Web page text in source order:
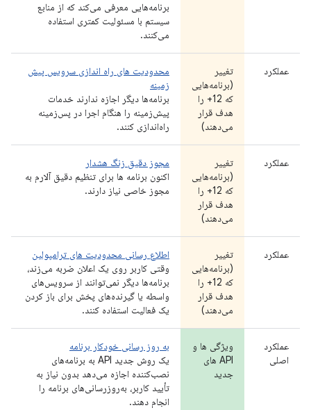
برنامه‌هایی معرفی می‌کند که از منابع
سیستم با مسئولیت کمتری استفاده
می‌کنند.
عملکرد
تغییر
(برنامه‌هایی
که 12+ را
هدف قرار
می‌دهند)
محدودیت های راه اندازی سرویس پیش
زمینه
برنامه‌ها دیگر اجازه ندارند خدمات
پیش‌زمینه را هنگام اجرا در پس‌زمینه
راه‌اندازی کنند.
عملکرد
تغییر
(برنامه‌هایی
که 12+ را
هدف قرار
می‌دهند)
مجوز دقیق زنگ هشدار
اکنون برنامه ها برای تنظیم دقیق آلارم به
مجوز خاصی نیاز دارند.
عملکرد
تغییر
(برنامه‌هایی
که 12+ را
هدف قرار
می‌دهند)
اطلاع رسانی محدودیت های ترامپولین
وقتی کاربر روی یک اعلان ضربه می‌زند،
برنامه‌ها دیگر نمی‌توانند از سرویس‌های
واسطه یا گیرنده‌های پخش برای باز کردن
یک فعالیت استفاده کنند.
عملکرد
اصلی
ویژگی ها و
API های
جدید
به روز رسانی خودکار برنامه
یک روش جدید API به برنامه‌های
نصب‌کننده اجازه می‌دهد بدون نیاز به
تأیید کاربر، به‌روزرسانی‌های برنامه را
انجام دهند.